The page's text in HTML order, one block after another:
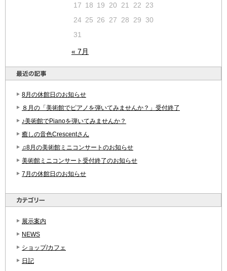
« 7月
17 18 19 20 21 22
23
24 25 26 27 28 29
30
31
8月の休館日のお知らせ
８月の「美術館でピアノを弾いてみませんか？」受付終了
♪美術館でPianoを弾いてみませんか？
癒しの音色Crescentさん
♫8月の美術館ミニコンサートのお知らせ
美術館ミニコンサート受付終了のお知らせ
7月の休館日のお知らせ
展示案内
NEWS
ショップ/カフェ
日記